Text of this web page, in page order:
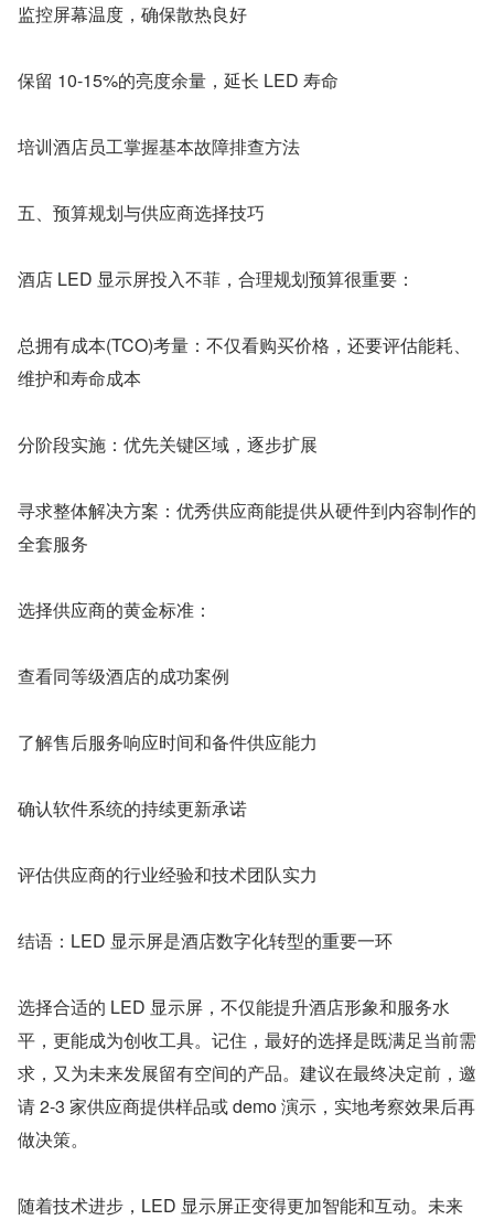
监控屏幕温度，确保散热良好
保留 10-15%的亮度余量，延长 LED 寿命
培训酒店员工掌握基本故障排查方法
五、预算规划与供应商选择技巧
酒店 LED 显示屏投入不菲，合理规划预算很重要：
总拥有成本(TCO)考量：不仅看购买价格，还要评估能耗、
维护和寿命成本
分阶段实施：优先关键区域，逐步扩展
寻求整体解决方案：优秀供应商能提供从硬件到内容制作的
全套服务
选择供应商的黄金标准：
查看同等级酒店的成功案例
了解售后服务响应时间和备件供应能力
确认软件系统的持续更新承诺
评估供应商的行业经验和技术团队实力
结语：LED 显示屏是酒店数字化转型的重要一环
选择合适的 LED 显示屏，不仅能提升酒店形象和服务水
平，更能成为创收工具。记住，最好的选择是既满足当前需
求，又为未来发展留有空间的产品。建议在最终决定前，邀
请 2-3 家供应商提供样品或 demo 演示，实地考察效果后再
做决策。
随着技术进步，LED 显示屏正变得更加智能和互动。未来